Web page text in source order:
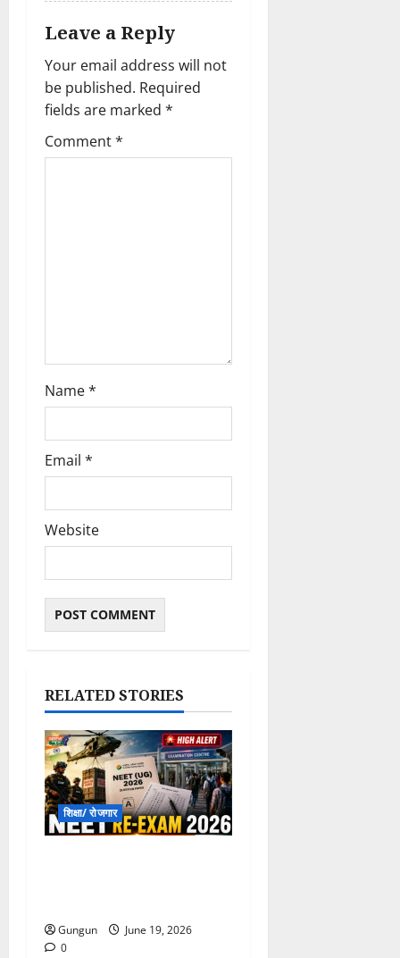
Leave a Reply
Your email address will not
be published. Required
fields are marked *
Comment*
Name*
Email *
Website
RELATED STORIES
शिक्षा/ रोजगार
Gungun
June 19, 2026
0